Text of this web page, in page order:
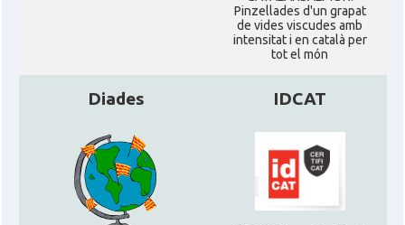
Catalans a SEATTLE
California, USA
CAMON Catalans a TAMPA
CAMON Catalans a TENNESSEE
Pinzellades d'un grapat
de vides viscudes amb
intensitat i en català per
tot el món
Diades IDCAT